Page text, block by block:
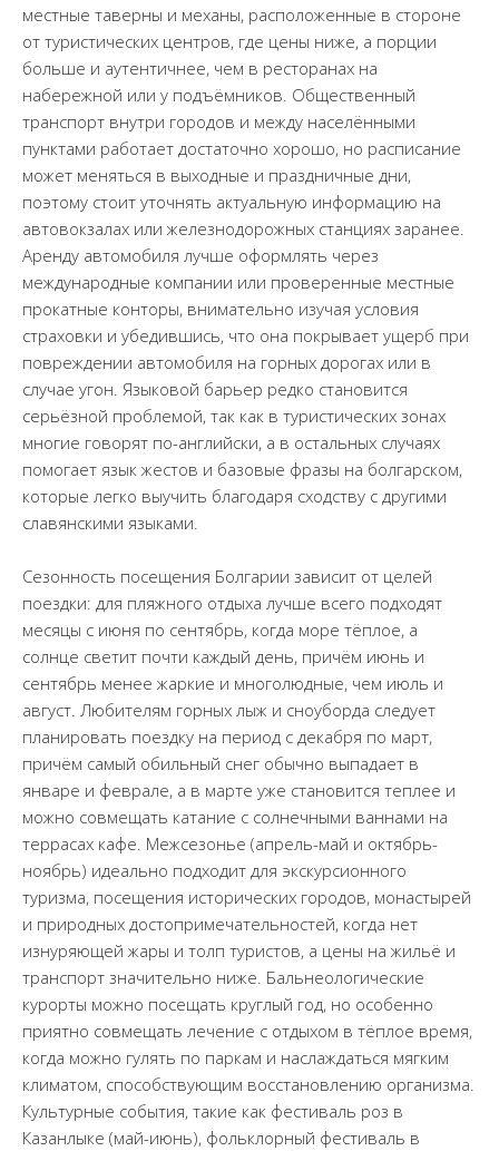
местные таверны и механы, расположенные в стороне
от туристических центров, где цены ниже, а порции
больше и аутентичнее, чем в ресторанах на
набережной или у подъёмников. Общественный
транспорт внутри городов и между населёнными
пунктами работает достаточно хорошо, но расписание
может меняться в выходные и праздничные дни,
поэтому стоит уточнять актуальную информацию на
автовокзалах или железнодорожных станциях заранее.
Аренду автомобиля лучше оформлять через
международные компании или проверенные местные
прокатные конторы, внимательно изучая условия
страховки и убедившись, что она покрывает ущерб при
повреждении автомобиля на горных дорогах или в
случае угон. Языковой барьер редко становится
серьёзной проблемой, так как в туристических зонах
многие говорят по-английски, а в остальных случаях
помогает язык жестов и базовые фразы на болгарском,
которые легко выучить благодаря сходству с другими
славянскими языками.
Сезонность посещения Болгарии зависит от целей
поездки: для пляжного отдыха лучше всего подходят
месяцы с июня по сентябрь, когда море тёплое, а
солнце светит почти каждый день, причём июнь и
сентябрь менее жаркие и многолюдные, чем июль и
август. Любителям горных лыж и сноуборда следует
планировать поездку на период с декабря по март,
причём самый обильный снег обычно выпадает в
январе и феврале, а в марте уже становится теплее и
можно совмещать катание с солнечными ваннами на
террасах кафе. Межсезонье (апрель-май и октябрь-
ноябрь) идеально подходит для экскурсионного
туризма, посещения исторических городов, монастырей
и природных достопримечательностей, когда нет
изнуряющей жары и толп туристов, а цены на жильё и
транспорт значительно ниже. Бальнеологические
курорты можно посещать круглый год, но особенно
приятно совмещать лечение с отдыхом в тёплое время,
когда можно гулять по паркам и наслаждаться мягким
климатом, способствующим восстановлению организма.
Культурные события, такие как фестиваль роз в
Казанлыке (май-июнь), фольклорный фестиваль в